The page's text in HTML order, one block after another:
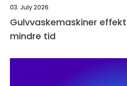
03. July 2026
Gulvvaskemaskiner effektivt renhold på
mindre tid